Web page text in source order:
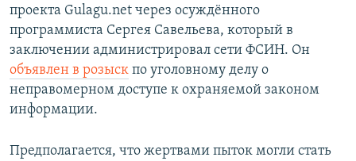
проекта Gulagu.net через осуждённого
программиста Сергея Савельева, который в
заключении администрировал сети ФСИН. Он
объявлен в розыск по уголовному делу о
неправомерном доступе к охраняемой законом
информации.
Предполагается, что жертвами пыток могли стать